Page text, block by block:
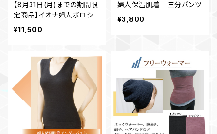
【8月31日(月)までの期間限
定商品】イオナ婦人ポロシャ
ツ 黒
¥11,500
婦人保温肌着 三分パンツ
¥3,800